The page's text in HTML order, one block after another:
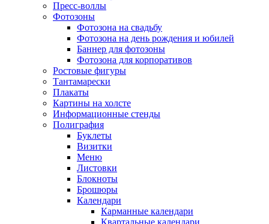
Пресс-воллы
Фотозоны
Фотозона на свадьбу
Фотозона на день рождения и юбилей
Баннер для фотозоны
Фотозона для корпоративов
Ростовые фигуры
Тантамарески
Плакаты
Картины на холсте
Информационные стенды
Полиграфия
Буклеты
Визитки
Меню
Листовки
Блокноты
Брошюры
Календари
Карманные календари
Квартальные календари